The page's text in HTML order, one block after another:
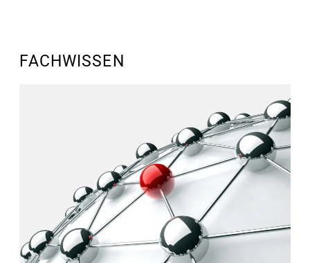
FACHWISSEN